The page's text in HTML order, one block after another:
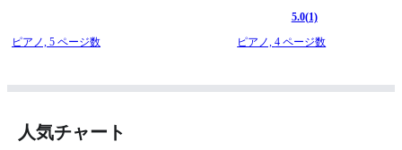
ピアノ, 5 ページ数
5.0(1)
ピアノ,4 ページ数
人気チャート